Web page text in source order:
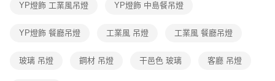
３．收到繳費通知簡訊後14天內，點擊此簡訊中的連結，可透過四大超商／
※ 請注意：結帳手續完成當下不需立刻繳費，但若您需要取消訂單，請聯絡
※ 交易是否成功請以「AFTEE先享後付 」之結帳頁面顯示為準，若有關於
YP燈飾 工業風吊燈 YP燈飾 中島餐吊燈
YP燈飾 餐廳吊燈 工業風 吊燈 工業風 餐廳吊燈
玻璃 吊燈 鋼材 吊燈 干邑色 玻璃 客廳 吊燈